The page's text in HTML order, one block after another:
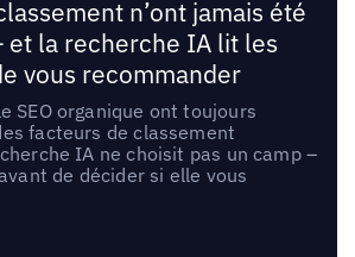
n’ont jamais été
et la recherche IA lit les
vous recommander
SEO organique ont toujours
facteurs de classement
IA ne choisit pas un camp –
de décider si elle vous